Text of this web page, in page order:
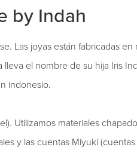
by Indah
Las joyas están fabricadas
el nombre de su hija Iris
indonesio.
Utilizamos materiales
y las cuentas Miyuki